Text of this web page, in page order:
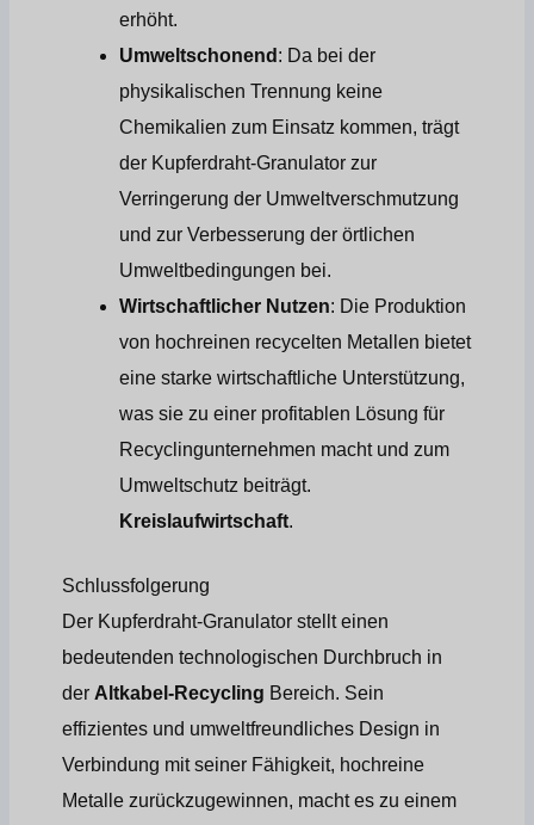
erhöht.
Umweltschonend : Da bei der
physikalischen Trennung keine
Chemikalien zum Einsatz kommen, trägt
der Kupferdraht-Granulator zur
Verringerung der Umweltverschmutzung
und zur Verbesserung der örtlichen
Umweltbedingungen bei.
Wirtschaftlicher Nutzen: Die Produktion
von hochreinen recycelten Metallen bietet
eine starke wirtschaftliche Unterstützung,
was sie zu einer profitablen Lösung für
Recyclingunternehmen macht und zum
Umweltschutz beiträgt.
Kreislaufwirtschaft.
Schlussfolgerung
Der Kupferdraht-Granulator stellt einen
bedeutenden technologischen Durchbruch in
der Altkabel-Recycling Bereich. Sein
effizientes und umweltfreundliches Design in
Verbindung mit seiner Fähigkeit, hochreine
Metalle zurückzugewinnen, macht es zu einem